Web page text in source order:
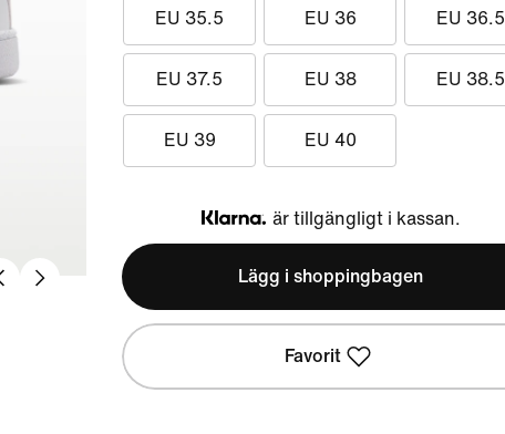
EU 35.5 EU 36 EU 36.5
EU 37.5 EU 38 EU 38.5
EU 39 EU 40
Klarna
är tillgängligt i kassan.
Lägg i shoppingbagen
Favorit